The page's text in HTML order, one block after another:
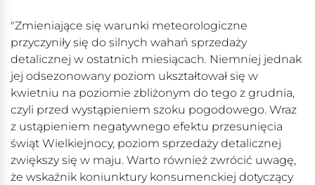
"Zmieniające się warunki meteorologiczne
przyczyniły się do silnych wahań sprzedaży
detalicznej w ostatnich miesiącach. Niemniej jednak
jej odsezonowany poziom ukształtował się w
kwietniu na poziomie zbliżonym do tego z grudnia,
czyli przed wystąpieniem szoku pogodowego. Wraz
z ustąpieniem negatywnego efektu przesunięcia
świąt Wielkiejnocy, poziom sprzedaży detalicznej
zwiększy się w maju. Warto również zwrócić uwagę,
że wskaźnik koniunktury konsumenckiej dotyczący